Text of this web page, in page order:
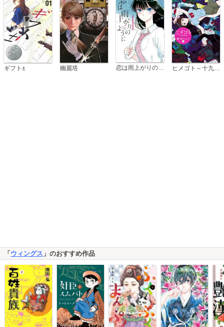
ギフト± 幽麗塔 恋は雨上がりのように
「 ウィングス 」のおすすめ作品